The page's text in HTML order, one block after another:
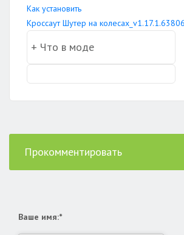
Как установить
Кроссаут Шутер на
Прокомментировать
Ваше имя:*